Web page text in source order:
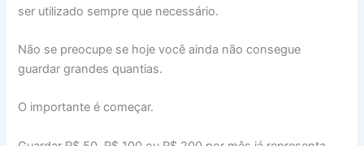
ser utilizado sempre que necessário.
Não se preocupe se hoje você ainda não consegue
guardar grandes quantias.
O importante é começar.